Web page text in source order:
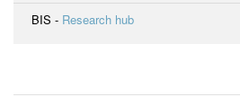
BIS - Research hub